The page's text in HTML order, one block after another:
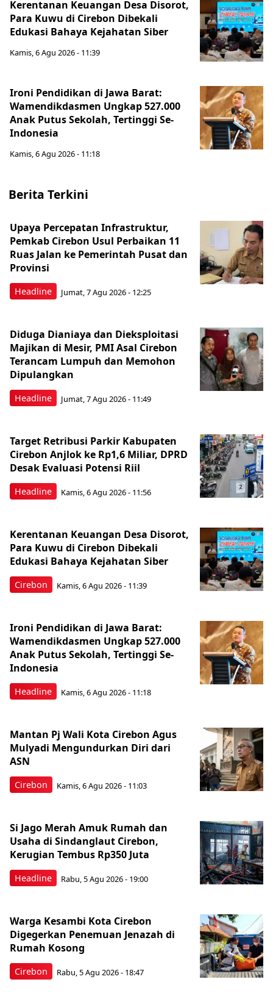
Kerentanan Keuangan Desa Disorot,
Para Kuwu di Cirebon Dibekali
Edukasi Bahaya Kejahatan Siber
Kamis, 6 Agu 2026 - 11:39
Ironi Pendidikan di Jawa Barat:
Wamendikdasmen Ungkap 527.000
Anak Putus Sekolah, Tertinggi Se-
Indonesia
Kamis, 6 Agu 2026 - 11:18
Berita Terkini
Headline
Upaya Percepatan Infrastruktur,
Pemkab Cirebon Usul Perbaikan 11
Ruas Jalan ke Pemerintah Pusat dan
Provinsi
Jumat, 7 Agu 2026 - 12:25
Headline
Diduga Dianiaya dan Dieksploitasi
Majikan di Mesir, PMI Asal Cirebon
Terancam Lumpuh dan Memohon
Dipulangkan
Jumat, 7 Agu 2026 - 11:49
Headline
Target Retribusi Parkir Kabupaten
Cirebon Anjlok ke Rp1,6 Miliar, DPRD
Desak Evaluasi Potensi Riil
Kamis, 6 Agu 2026 - 11:56
Cirebon
Kerentanan Keuangan Desa Disorot,
Para Kuwu di Cirebon Dibekali
Edukasi Bahaya Kejahatan Siber
Kamis, 6 Agu 2026 - 11:39
Headline
Ironi Pendidikan di Jawa Barat:
Wamendikdasmen Ungkap 527.000
Anak Putus Sekolah, Tertinggi Se-
Indonesia
Kamis, 6 Agu 2026 - 11:18
Cirebon
Mantan Pj Wali Kota Cirebon Agus
Mulyadi Mengundurkan Diri dari
ASN
Kamis, 6 Agu 2026 - 11:03
Headline
Si Jago Merah Amuk Rumah dan
Usaha di Sindanglaut Cirebon,
Kerugian Tembus Rp350 Juta
Rabu, 5 Agu 2026 - 19:00
Cirebon
Warga Kesambi Kota Cirebon
Digegerkan Penemuan Jenazah di
Rumah Kosong
Rabu, 5 Agu 2026 - 18:47